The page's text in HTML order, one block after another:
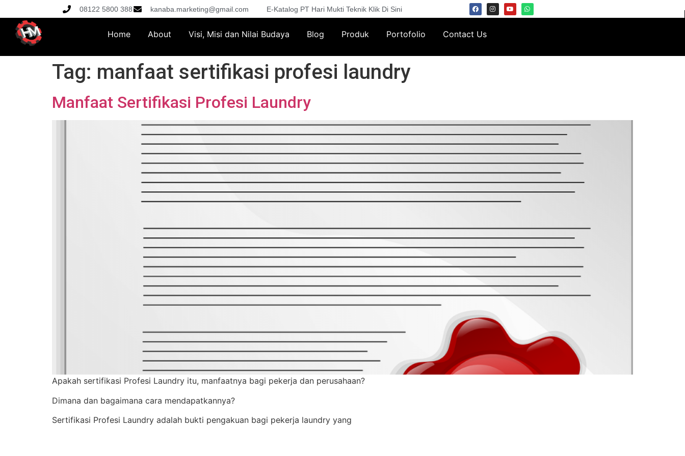
08122 5800 388 kanaba.marketing@gmail.com E-Katalog PT Hari Mukti Teknik Klik Di Sini
Home About Visi, Misi dan Nilai Budaya Blog Produk Portofolio Contact Us
Tag: manfaat sertifikasi profesi laundry
Manfaat Sertifikasi Profesi Laundry
Apakah sertifikasi Profesi Laundry itu, manfaatnya bagi pekerja dan perusahaan?
Dimana dan bagaimana cara mendapatkannya?
Sertifikasi Profesi Laundry adalah bukti pengakuan bagi pekerja laundry yang